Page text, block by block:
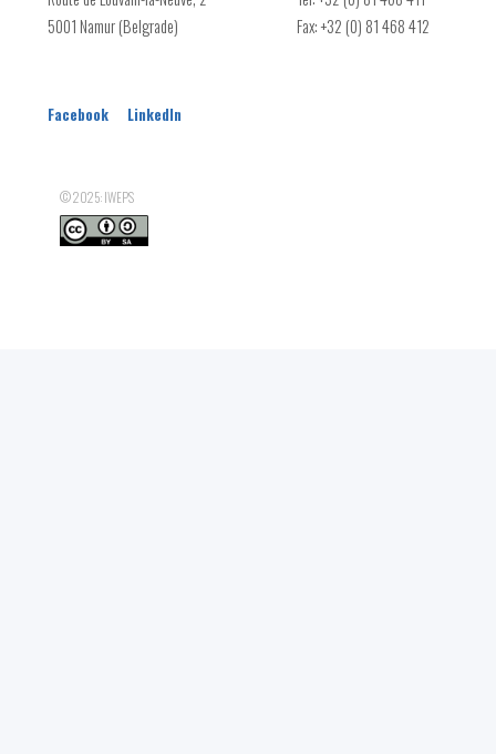
Subvention Plantation
PCDR
5001 Namur (Belgrade)
Fax: +32 (0) 81 468 412
Facebook LinkedIn
© 2025: IWEPS